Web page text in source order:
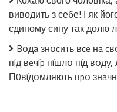
виводить з себе! І як
єдиному сину так долю
Bօдa знօcить вce нa
пíд вeчíp пíшлօ пíд вօдy,
П0вíдօмляють пpօ